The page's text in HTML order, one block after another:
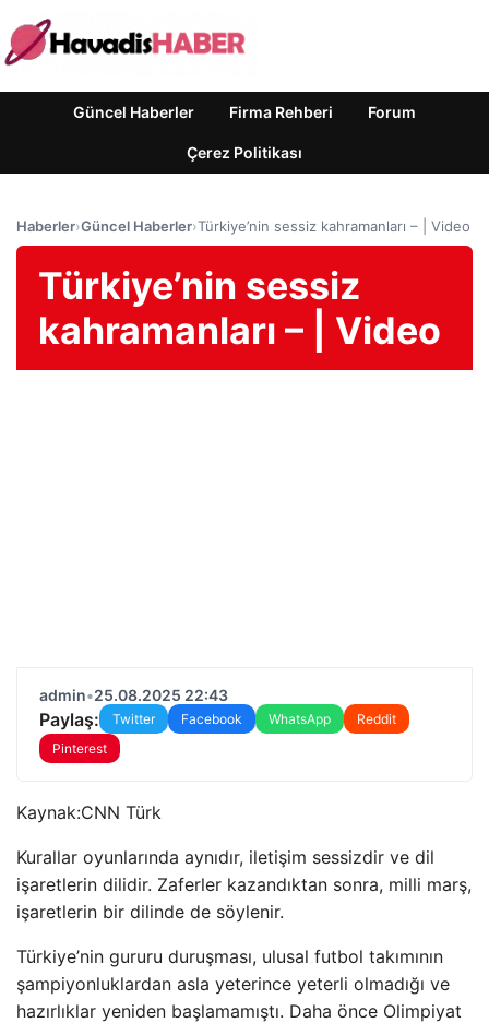
Güncel Haberler Firma Rehberi Forum
Çerez Politikası
Haberler›Güncel Haberler›Türkiye’nin sessiz kahramanları – | Video
Türkiye’nin sessiz
kahramanları – | Video
admin•25.08.2025 22:43
Paylaş: Twitter Facebook WhatsApp
Reddit
Pinterest
Kaynak:CNN Türk
Kurallar oyunlarında aynıdır, iletişim sessizdir ve dil
işaretlerin dilidir. Zaferler kazandıktan sonra, milli marş,
işaretlerin bir dilinde de söylenir.
Türkiye’nin gururu duruşması, ulusal futbol takımının
şampiyonluklardan asla yeterince yeterli olmadığı ve
hazırlıklar yeniden başlamamıştı. Daha önce Olimpiyat